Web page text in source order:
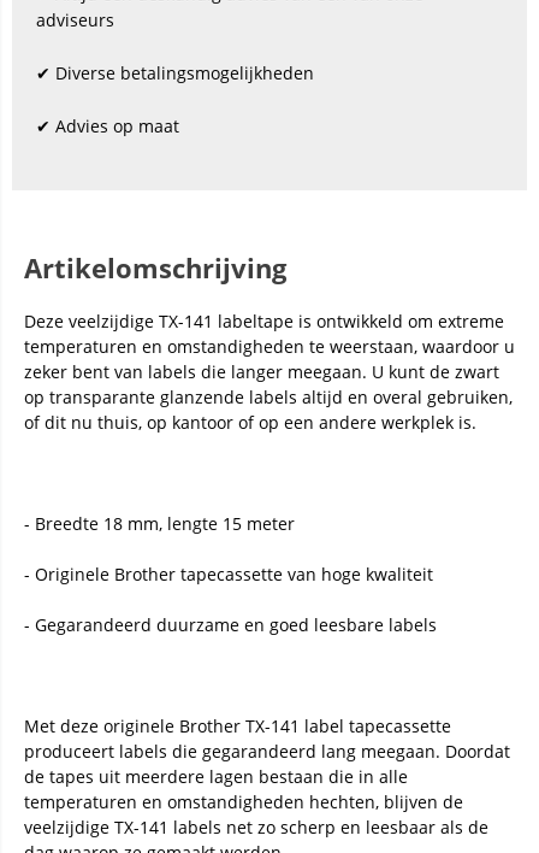
adviseurs
✔ Diverse betalingsmogelijkheden
✔ Advies op maat
Artikelomschrijving
Deze veelzijdige TX-141 labeltape is ontwikkeld om extreme
temperaturen en omstandigheden te weerstaan, waardoor u
zeker bent van labels die langer meegaan. U kunt de zwart
op transparante glanzende labels altijd en overal gebruiken,
of dit nu thuis, op kantoor of op een andere werkplek is.
- Breedte 18 mm, lengte 15 meter
- Originele Brother tapecassette van hoge kwaliteit
- Gegarandeerd duurzame en goed leesbare labels
Met deze originele Brother TX-141 label tapecassette
produceert labels die gegarandeerd lang meegaan. Doordat
de tapes uit meerdere lagen bestaan die in alle
temperaturen en omstandigheden hechten, blijven de
veelzijdige TX-141 labels net zo scherp en leesbaar als de